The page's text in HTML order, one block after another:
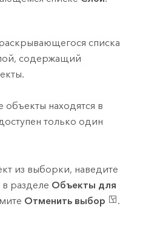
списка
содержащий
объекты находятся в
только один
из выборки, наведите
разделе Объекты для
Отменить выбор .